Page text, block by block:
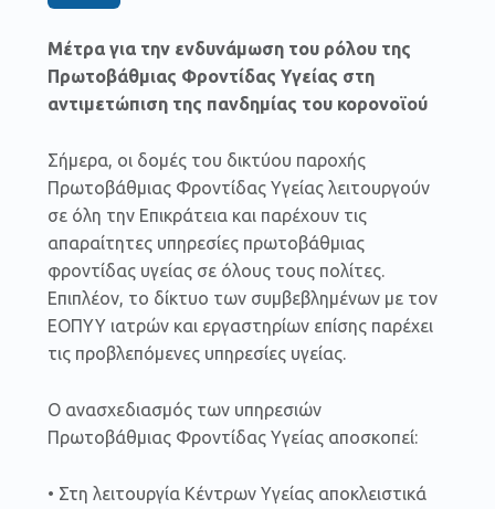
Μέτρα για την ενδυνάμωση του ρόλου της
Πρωτοβάθμιας Φροντίδας Υγείας στη
αντιμετώπιση της πανδημίας του κορονοϊού
Σήμερα, οι δομές του δικτύου παροχής
Πρωτοβάθμιας Φροντίδας Υγείας λειτουργούν
σε όλη την Επικράτεια και παρέχουν τις
απαραίτητες υπηρεσίες πρωτοβάθμιας
φροντίδας υγείας σε όλους τους πολίτες.
Επιπλέον, το δίκτυο των συμβεβλημένων με τον
ΕΟΠΥΥ ιατρών και εργαστηρίων επίσης παρέχει
τις προβλεπόμενες υπηρεσίες υγείας.
Ο ανασχεδιασμός των υπηρεσιών
Πρωτοβάθμιας Φροντίδας Υγείας αποσκοπεί:
• Στη λειτουργία Κέντρων Υγείας αποκλειστικά